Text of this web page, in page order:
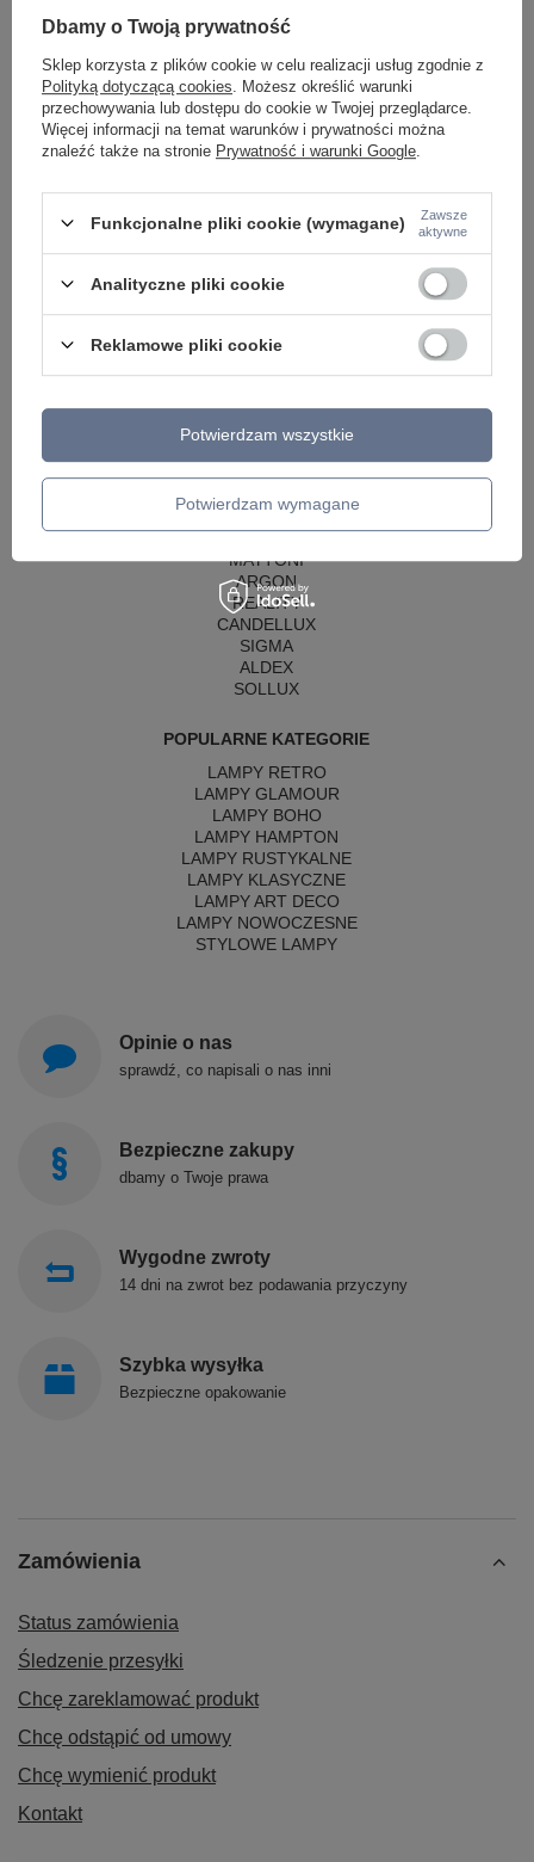
ŻYRANDOLE
ŻYRANDOLE KRYSZTAŁOWE
LAMPY WISZĄCE CZARNE
LAMPY WISZĄCE - OKRĘGI
KINKIETY DO SYPIALNI
LAMPY SUFITOWE OKRĄGŁE
LAMPY ZEWNĘTRZNE
LAMPY OGRODOWE - WISZĄCE
LAMPY SOLARNE
KINKIETY OGRODOWE
OŚWIETLENIE SCHODÓW ZEWNĘTRZNE
PRODUCENCI
AZZARDO
ITALUX
MAYTONI
ARGON
REALITY
CANDELLUX
SIGMA
ALDEX
SOLLUX
POPULARNE KATEGORIE
LAMPY RETRO
LAMPY GLAMOUR
LAMPY BOHO
LAMPY HAMPTON
LAMPY RUSTYKALNE
LAMPY KLASYCZNE
LAMPY ART DECO
LAMPY NOWOCZESNE
STYLOWE LAMPY
Opinie o nas
sprawdź, co napisali o nas inni
Bezpieczne zakupy
dbamy o Twoje prawa
Wygodne zwroty
14 dni na zwrot bez podawania przyczyny
Szybka wysyłka
Bezpieczne opakowanie
Zamówienia
Status zamówienia
Śledzenie przesyłki
Chcę zareklamować produkt
Chcę odstąpić od umowy
Chcę wymienić produkt
Kontakt
Dbamy o Twoją prywatność
Sklep korzysta z plików cookie w celu realizacji usług zgodnie z
Polityką dotyczącą cookies . Możesz określić warunki
przechowywania lub dostępu do cookie w Twojej przeglądarce.
Więcej informacji na temat warunków i prywatności można
znaleźć także na stronie Prywatność i warunki Google
Funkcjonalne pliki cookie (wymagane)
Zawsze
aktywne
Analityczne pliki cookie
Reklamowe pliki cookie
Potwierdzam wymagane
Potwierdzam wszystkie